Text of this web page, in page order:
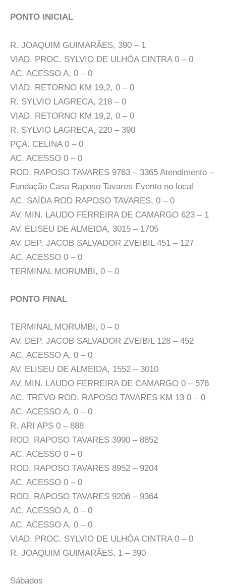
PONTO INICIAL
R. JOAQUIM GUIMARÃES, 390 – 1
VIAD. PROC. SYLVIO DE ULHÔA CINTRA 0 – 0
AC. ACESSO A, 0 – 0
VIAD. RETORNO KM 19,2, 0 – 0
R. SYLVIO LAGRECA, 218 – 0
VIAD. RETORNO KM 19,2, 0 – 0
R. SYLVIO LAGRECA, 220 – 390
PÇA. CELINA 0 – 0
AC. ACESSO 0 – 0
ROD. RAPOSO TAVARES 9763 – 3365 Atendimento –
Fundação Casa Raposo Tavares Evento no local
AC. SAÍDA ROD RAPOSO TAVARES, 0 – 0
AV. MIN. LAUDO FERREIRA DE CAMARGO 623 – 1
AV. ELISEU DE ALMEIDA, 3015 – 1705
AV. DEP. JACOB SALVADOR ZVEIBIL 451 – 127
AC. ACESSO 0 – 0
TERMINAL MORUMBI, 0 – 0
PONTO FINAL
TERMINAL MORUMBI, 0 – 0
AV. DEP. JACOB SALVADOR ZVEIBIL 128 – 452
AC. ACESSO A, 0 – 0
AV. ELISEU DE ALMEIDA, 1552 – 3010
AV. MIN. LAUDO FERREIRA DE CAMARGO 0 – 576
AC. TREVO ROD. RAPOSO TAVARES KM 13 0 – 0
AC. ACESSO A, 0 – 0
R. ARI APS 0 – 888
ROD. RAPOSO TAVARES 3990 – 8852
AC. ACESSO 0 – 0
ROD. RAPOSO TAVARES 8952 – 9204
AC. ACESSO 0 – 0
ROD. RAPOSO TAVARES 9206 – 9364
AC. ACESSO A, 0 – 0
AC. ACESSO A, 0 – 0
VIAD. PROC. SYLVIO DE ULHÔA CINTRA 0 – 0
R. JOAQUIM GUIMARÃES, 1 – 390
Sábados